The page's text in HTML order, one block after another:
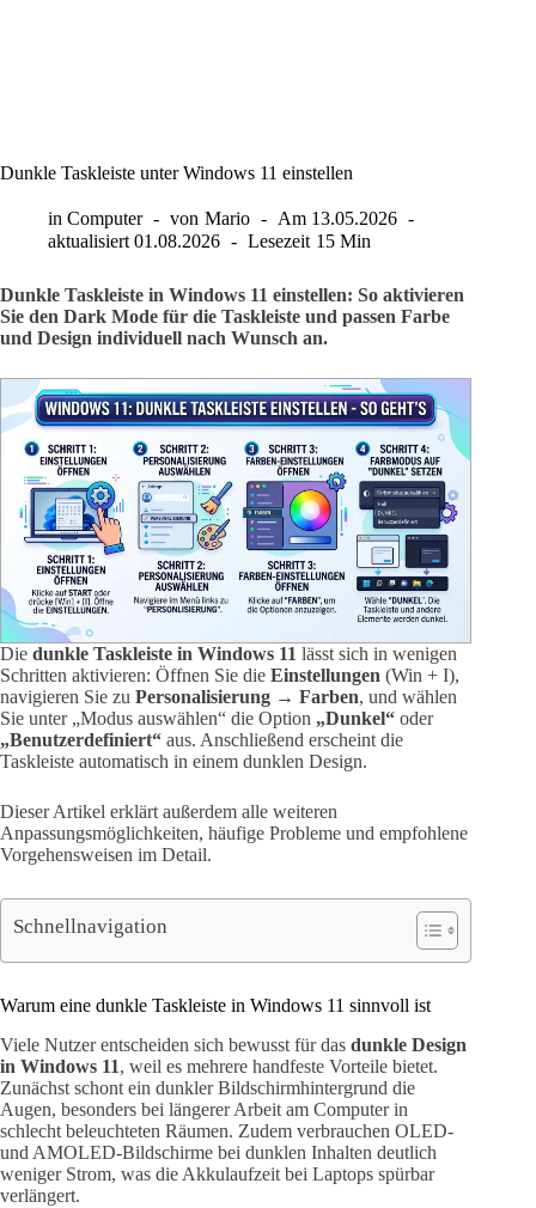
Dunkle Taskleiste unter Windows 11 einstellen
in Computer von Mario Am 13.05.2026
aktualisiert 01.08.2026 Lesezeit 15 Min
Dunkle Taskleiste in Windows 11 einstellen: So aktivieren
Sie den Dark Mode für die Taskleiste und passen Farbe
und Design individuell nach Wunsch an.
Die dunkle Taskleiste in Windows 11 lässt sich in wenigen
Schritten aktivieren: Öffnen Sie die Einstellungen (Win + I),
navigieren Sie zu Personalisierung → Farben, und wählen
Sie unter „Modus auswählen“ die Option „Dunkel“ oder
„Benutzerdefiniert“ aus. Anschließend erscheint die
Taskleiste automatisch in einem dunklen Design.
Dieser Artikel erklärt außerdem alle weiteren
Anpassungsmöglichkeiten, häufige Probleme und empfohlene
Vorgehensweisen im Detail.
Schnellnavigation
Warum eine dunkle Taskleiste in Windows 11 sinnvoll ist
Viele Nutzer entscheiden sich bewusst für das dunkle Design
in Windows 11, weil es mehrere handfeste Vorteile bietet.
Zunächst schont ein dunkler Bildschirmhintergrund die
Augen, besonders bei längerer Arbeit am Computer in
schlecht beleuchteten Räumen. Zudem verbrauchen OLED-
und AMOLED-Bildschirme bei dunklen Inhalten deutlich
weniger Strom, was die Akkulaufzeit bei Laptops spürbar
verlängert.